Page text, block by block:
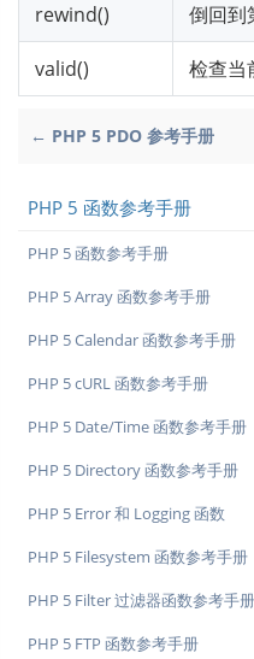
rewind() 倒回到
valid() 检查当
← PHP 5 PDO 参考手册
PHP 5 函数参考手册
PHP 5 函数参考手册
PHP 5 Array 函数参考手册
PHP 5 Calendar 函数参考手册
PHP 5 cURL 函数参考手册
PHP 5 Date/Time 函数参考手册
PHP 5 Directory 函数参考手册
PHP 5 Error 和 Logging 函数
PHP 5 Filesystem 函数参考手册
PHP 5 Filter 过滤器函数参考手册
PHP 5 FTP 函数参考手册